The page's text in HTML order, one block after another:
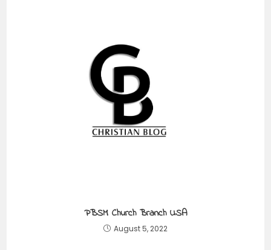
PBSM Church Branch USA
August 5, 2022